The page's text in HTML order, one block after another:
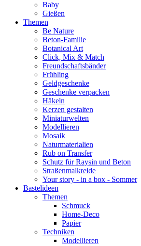
Baby
Gießen
Themen
Be Nature
Beton-Familie
Botanical Art
Click, Mix & Match
Freundschaftsbänder
Frühling
Geldgeschenke
Geschenke verpacken
Häkeln
Kerzen gestalten
Miniaturwelten
Modellieren
Mosaik
Naturmaterialien
Rub on Transfer
Schutz für Raysin und Beton
Straßenmalkreide
Your story - in a box - Sommer
Bastelideen
Themen
Schmuck
Home-Deco
Papier
Techniken
Modellieren